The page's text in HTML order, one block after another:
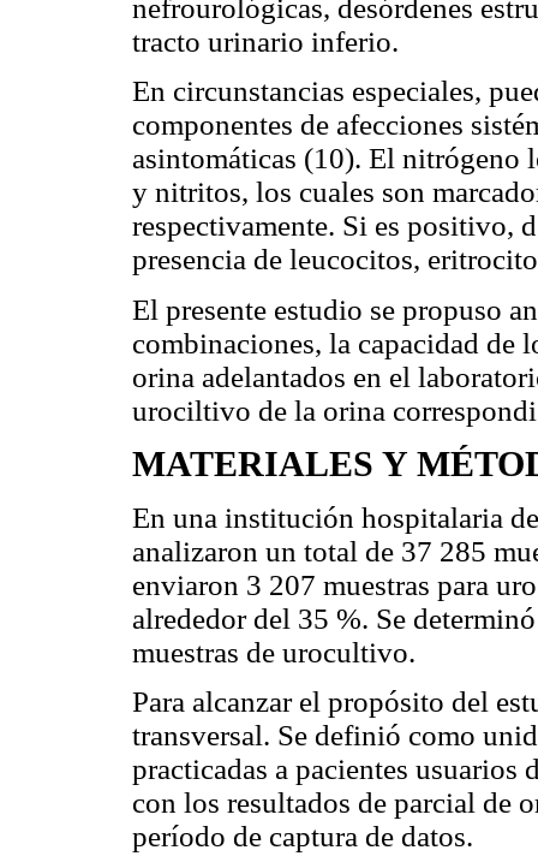
nefrourológicas, desórdenes
tracto urinario inferio.
En circunstancias especiales,
componentes de afecciones
asintomáticas (10). El nitrógeno
y nitritos, los cuales son
respectivamente. Si es positivo,
presencia de leucocitos,
El presente estudio se propuso
combinaciones, la capacidad de
orina adelantados en el
urociltivo de la orina
MATERIALES Y
En una institución hospitalaria
analizaron un total de 37 285
enviaron 3 207 muestras para
alrededor del 35 %. Se
muestras de urocultivo.
Para alcanzar el propósito del
transversal. Se definió como
practicadas a pacientes
con los resultados de parcial de
período de captura de datos.